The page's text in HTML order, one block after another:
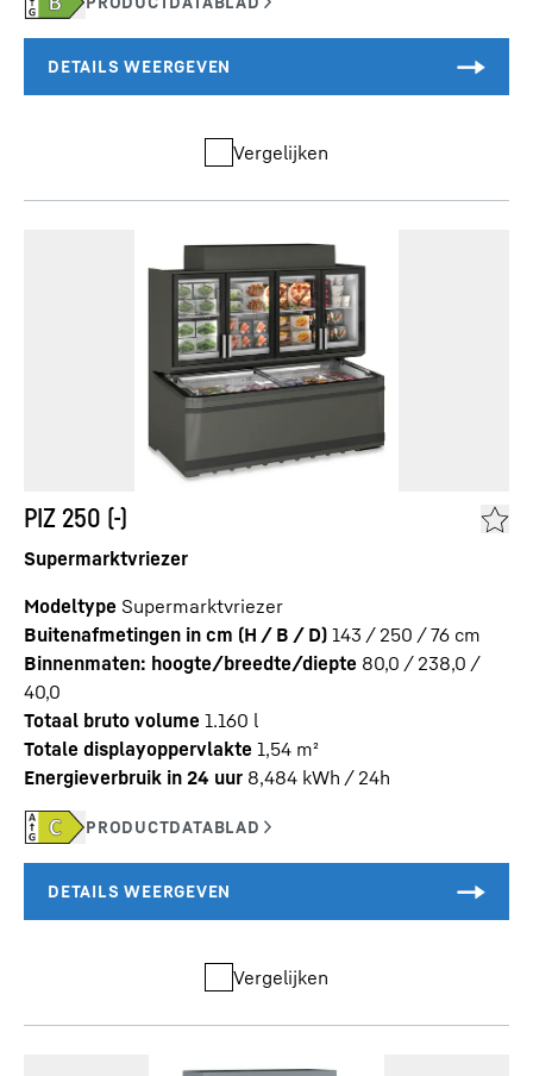
Vergelijken
PIZ 250 (-)
Supermarktvriezer
Modeltype Supermarktvriezer
Buitenafmetingen in cm (H / B / D) 143 / 250 / 76 cm
Binnenmaten: hoogte/breedte/diepte 80,0 / 238,0 /
40,0
Totaal bruto volume 1.160 l
Totale displayoppervlakte 1,54 m²
Energieverbruik in 24 uur 8,484 kWh / 24h
Vergelijken